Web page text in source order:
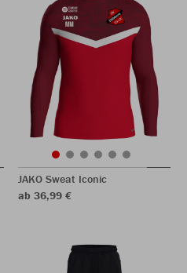
JAKO Sweat Iconic
ab 36,99 €